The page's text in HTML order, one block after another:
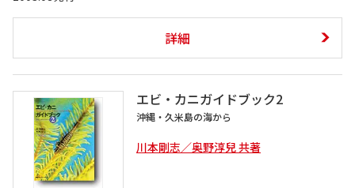
詳細
エビ・カニガイドブック2
沖縄・久米島の海から
川本剛志／奥野淳兒 共著